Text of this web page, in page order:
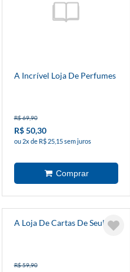
A Incrível Loja De Perfumes
R$ 69,90
R$ 50,30
ou 2x de R$ 25,15 sem juros
A Loja De Cartas De Seul
R$ 59,90